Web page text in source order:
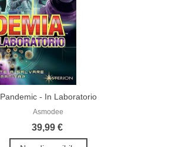
Pandemic - In Laboratorio
Asmodee
39,99 €